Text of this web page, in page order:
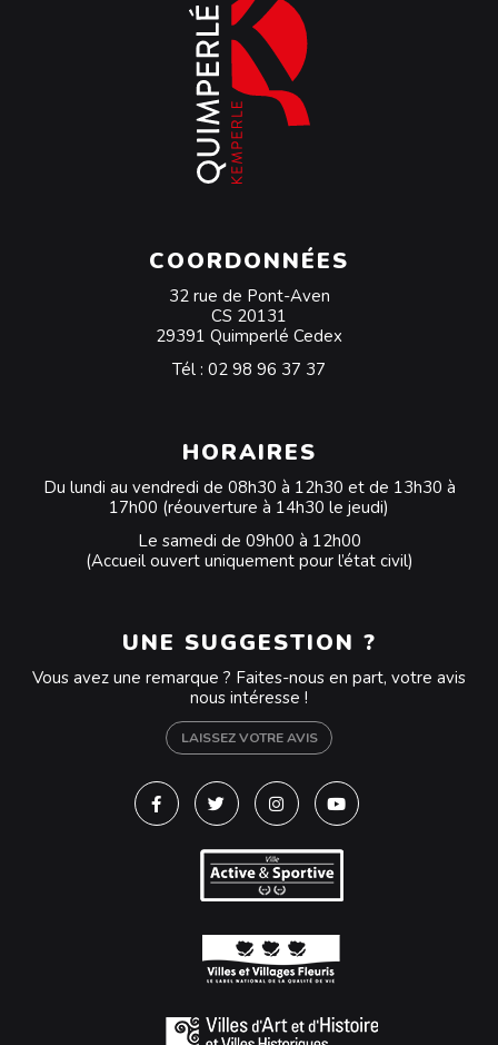
COORDONNÉES
32 rue de Pont-Aven
CS 20131
29391 Quimperlé Cedex
Tél : 02 98 96 37 37
HORAIRES
Du lundi au vendredi de 08h30 à 12h30 et de 13h30 à
17h00 (réouverture à 14h30 le jeudi)
Le samedi de 09h00 à 12h00
(Accueil ouvert uniquement pour l’état civil)
UNE SUGGESTION ?
Vous avez une remarque ? Faites-nous en part, votre avis
nous intéresse !
LAISSEZ VOTRE AVIS
Lien vers le compte Facebook
Lien vers le compte Twitter
Lien vers le compte
Lien vers la chaîne